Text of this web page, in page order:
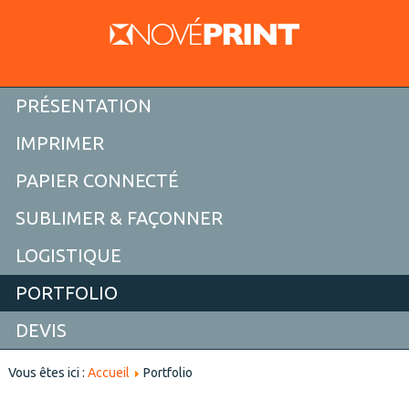
PRÉSENTATION
IMPRIMER
PAPIER CONNECTÉ
SUBLIMER & FAÇONNER
LOGISTIQUE
PORTFOLIO
DEVIS
Vous êtes ici :Accueil Portfolio